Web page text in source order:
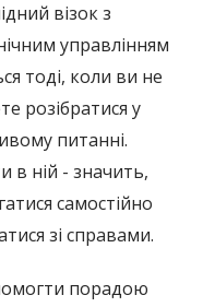
візок з
управлінням
тоді, коли ви не
розібратися у
питанні.
в ній - значить,
самостійно
зі справами.
порадою